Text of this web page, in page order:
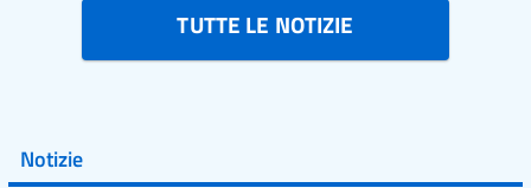
TUTTE LE NOTIZIE
Notizie